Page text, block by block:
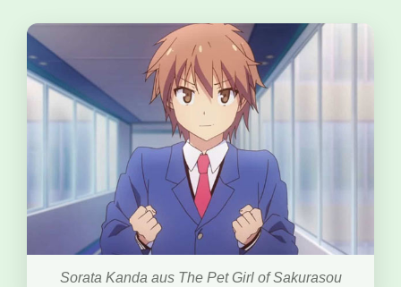
Sorata Kanda aus The Pet Girl of Sakurasou